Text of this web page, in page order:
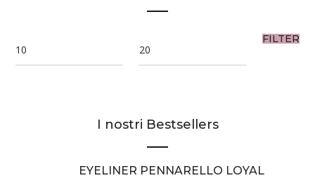
FILTER
I nostri Bestsellers
EYELINER PENNARELLO LOYAL